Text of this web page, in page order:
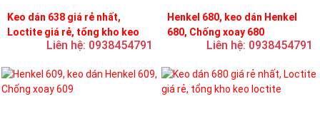
Keo dán 638 giá rẻ nhất,
Loctite giá rẻ, tổng kho keo
Liên hệ: 0938454791
Henkel 680, keo dán Henkel
680, Chống xoay 680
Liên hệ: 0938454791